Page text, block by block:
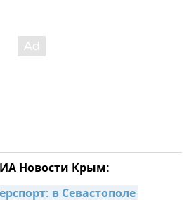
Новости Крым:
в Севастополе